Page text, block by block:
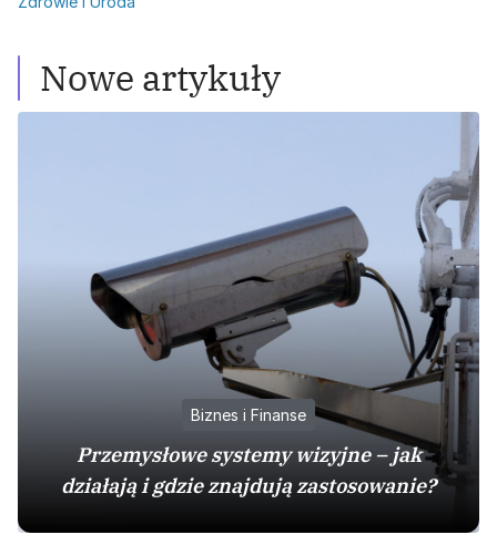
Nowe artykuły
Biznes i Finanse
Przemysłowe systemy wizyjne – jak
działają i gdzie znajdują zastosowanie?